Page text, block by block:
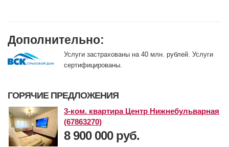
Дополнительно:
Услуги застрахованы на 40 млн. рублей. Услуги
сертифицированы.
ГОРЯЧИЕ ПРЕДЛОЖЕНИЯ
3-ком. квартира Центр Нижнебульварная
(67863270)
8 900 000 руб.